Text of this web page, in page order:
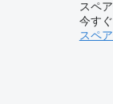
スペ
今す
スペ